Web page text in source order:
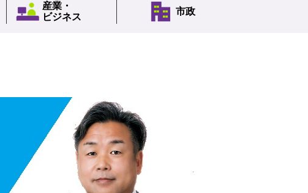
産業・
ビジネス
市政